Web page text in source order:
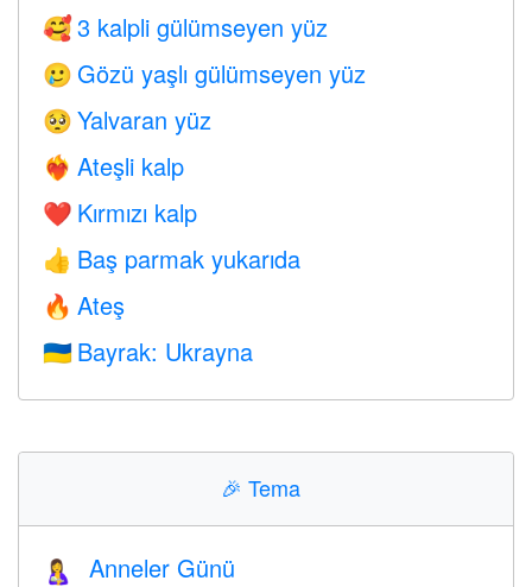
🥰 3 kalpli gülümseyen yüz
🥲 Gözü yaşlı gülümseyen yüz
🥺 Yalvaran yüz
❤️‍🔥 Ateşli kalp
❤️ Kırmızı kalp
👍 Baş parmak yukarıda
🔥 Ateş
🇺🇦 Bayrak: Ukrayna
🎉 Tema
🤱 Anneler Günü